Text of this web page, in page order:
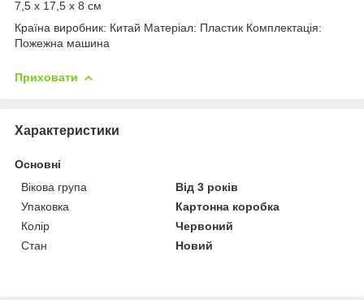
7,5 x 17,5 x 8 см
Країна виробник: Китай Матеріал: Пластик Комплектація:
Пожежна машина
Приховати
Характеристики
Основні
Вікова група
Від 3 років
Упаковка
Картонна коробка
Колір
Червоний
Стан
Новий